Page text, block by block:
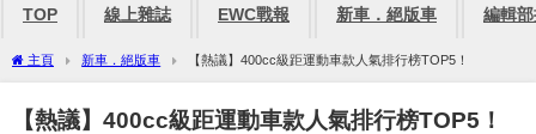
TOP 線上雜誌 EWC戰報 新車．絕版車 編輯
主頁 新車．絕版車 【熱議】400cc級距運動車款人氣排行榜TOP5！
【熱議】400cc級距運動車款人氣排行榜TOP5！